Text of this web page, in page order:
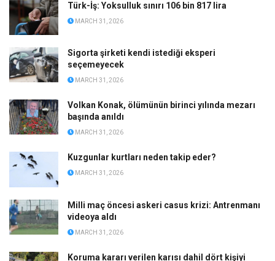
Türk-İş: Yoksulluk sınırı 106 bin 817 lira
MARCH 31, 2026
Sigorta şirketi kendi istediği eksperi
seçemeyecek
MARCH 31, 2026
Volkan Konak, ölümünün birinci yılında mezarı
başında anıldı
MARCH 31, 2026
Kuzgunlar kurtları neden takip eder?
MARCH 31, 2026
Milli maç öncesi askeri casus krizi: Antrenmanı
videoya aldı
MARCH 31, 2026
Koruma kararı verilen karısı dahil dört kişiyi